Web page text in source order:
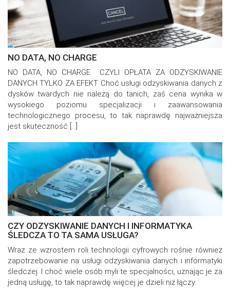
NO DATA, NO CHARGE
NO DATA, NO CHARGE CZYLI OPŁATA ZA ODZYSKIWANIE
DANYCH TYLKO ZA EFEKT Choć usługi odzyskiwania danych z
dysków twardych nie należą do tanich, zaś cena wynika w
wysokiego poziomu specjalizacji i zaawansowania
technologicznego procesu, to tak naprawdę najważniejsza
jest skuteczność […]
CZY ODZYSKIWANIE DANYCH I INFORMATYKA
ŚLEDCZA TO TA SAMA USŁUGA?
Wraz ze wzrostem roli technologii cyfrowych rośnie również
zapotrzebowanie na usługi odzyskiwania danych i informatyki
śledczej. I choć wiele osób myli te specjalności, uznając je za
jedną usługę, to tak naprawdę więcej je dzieli niż łączy.